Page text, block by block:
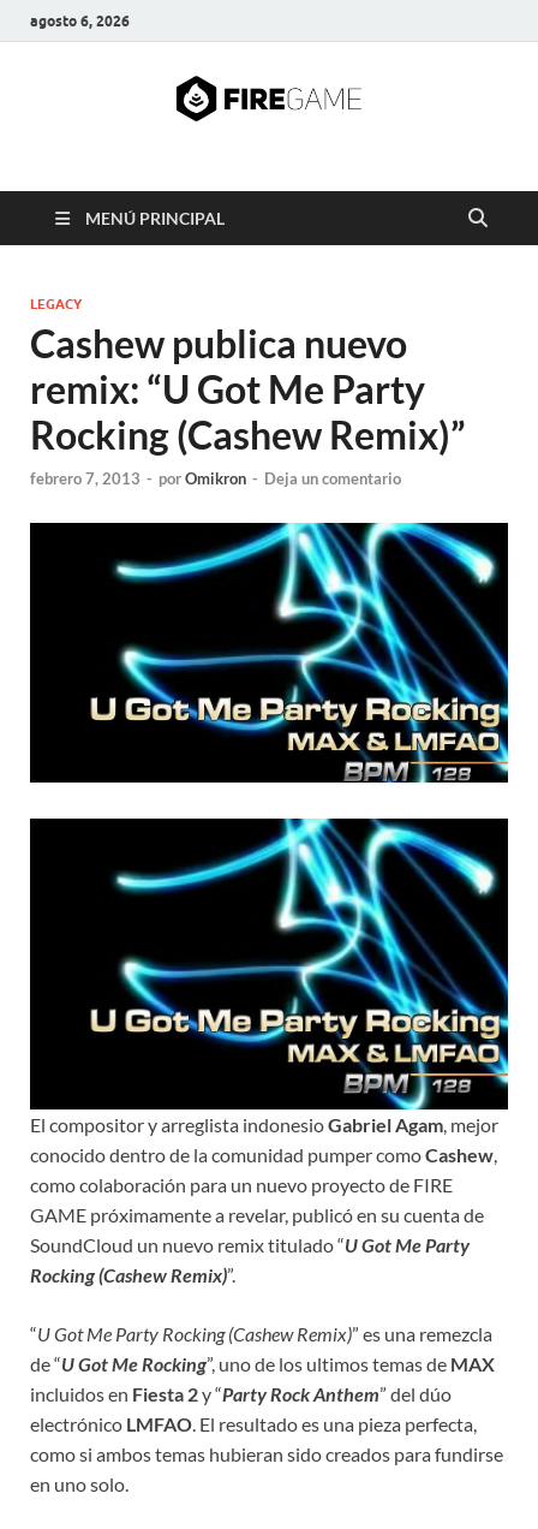
agosto 6, 2026
FIRE GAME
MENÚ PRINCIPAL
LEGACY
Cashew publica nuevo
remix: “U Got Me Party
Rocking (Cashew Remix)”
febrero 7, 2013 - porOmikron - Deja un comentario
El compositor y arreglista indonesioGabriel Agam , mejor
conocido dentro de la comunidad pumper comoCashew
como colaboración para un nuevo proyecto de FIRE
GAME próximamente a revelar, publicó en su cuenta de
SoundCloud un nuevo remix titulado “U Got Me Party
Rocking (Cashew Remix)”.
“U Got Me Party Rocking (Cashew Remix)” es una remezcla
de “U Got Me Rocking”, uno de los ultimos temas de MAX
incluidos en Fiesta 2y “Party Rock Anthem” del dúo
electrónico LMFAO . El resultado es una pieza perfecta,
como si ambos temas hubieran sido creados para fundirse
en uno solo.